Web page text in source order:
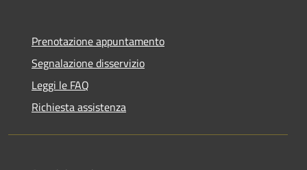
Prenotazione appuntamento
Segnalazione disservizio
Leggi le FAQ
Richiesta assistenza